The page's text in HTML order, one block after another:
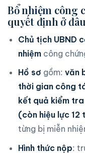
Bổ nhiệm công
quyết định ở
Chủ tịch UBND
nhiệmcông
Hồ sơ gồm:văn
thời gian công
kết quả kiểm
(còn hiệu lực 12
từng bị miễn
Hình thức nộp: